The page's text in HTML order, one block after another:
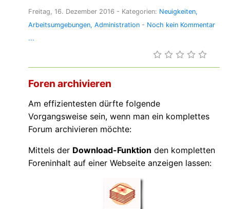
Freitag, 16. Dezember 2016 - Kategorien: Neuigkeiten
Arbeitsumgebungen Administration - Noch kein Kommentar
...
Foren archivieren
Am effizientesten dürfte folgende
Vorgangsweise sein, wenn man ein komplettes
Forum archivieren möchte:
Mittels der Download-Funktion den kompletten
Foreninhalt auf einer Webseite anzeigen lassen: